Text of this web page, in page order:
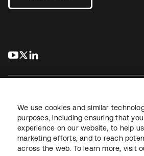
s’ouvre dans un nouvel onglet
s’ouvre dans un nouvel onglet
JuridiquePolitique de confidentialité
Conditions d’utilisation du siteSécurité
Paramètres des cookies
We use cookies and similar
purposes, including ensuring that
experience on our website, to help
marketing efforts, and to reach
across the web. To learn more, visit